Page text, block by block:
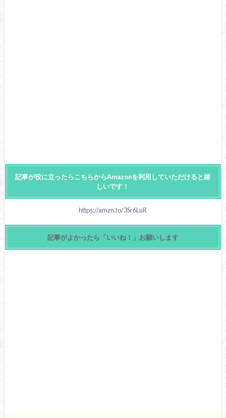
記事が役に立ったらこちらからAmazonを利用していただけると嬉
しいです！
https://amzn.to/3Sr6LuR
記事がよかったら「いいね！」お願いします